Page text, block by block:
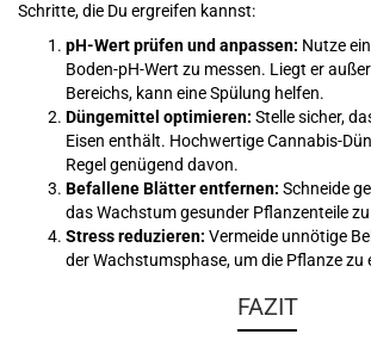
Schritte, die Du ergreifen kannst:
pH-Wert prüfen und anpassen: Nutze
Boden-pH-Wert zu messen. Liegt er
Bereichs, kann eine Spülung helfen.
Düngemittel optimieren: Stelle sicher,
Eisen enthält. Hochwertige Cannabis-
Regel genügend davon.
Befallene Blätter entfernen: Schneide
das Wachstum gesunder Pflanzenteile
Stress reduzieren: Vermeide unnötige
der Wachstumsphase, um die Pflanze zu
FAZIT